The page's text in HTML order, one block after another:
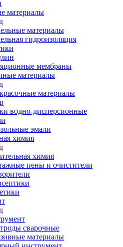
материалы
материалы
гидроизоляция
мембраны
материалы
материалы
водно-дисперсионные
эмали
химия
химия
пены и очистители
сварочные
материалы